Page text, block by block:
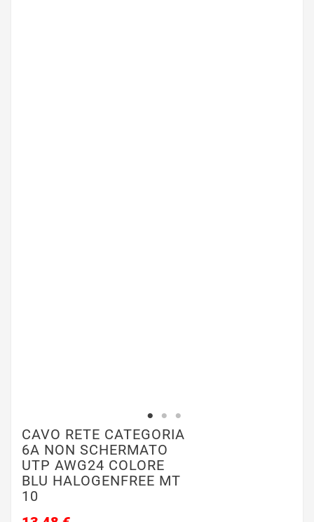
CAVO RETE CATEGORIA
6A NON SCHERMATO
UTP AWG24 COLORE
BLU HALOGENFREE MT
10